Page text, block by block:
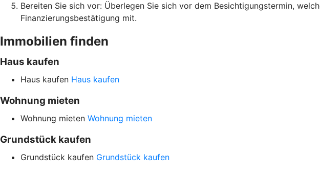
Bereiten Sie sich vor: Überlegen Sie sich vor dem Besichtigungstermin,
Finanzierungsbestätigung mit.
Immobilien finden
Haus kaufen
Haus kaufen Haus kaufen
Wohnung mieten
Wohnung mieten Wohnung mieten
Grundstück kaufen
Grundstück kaufen Grundstück kaufen